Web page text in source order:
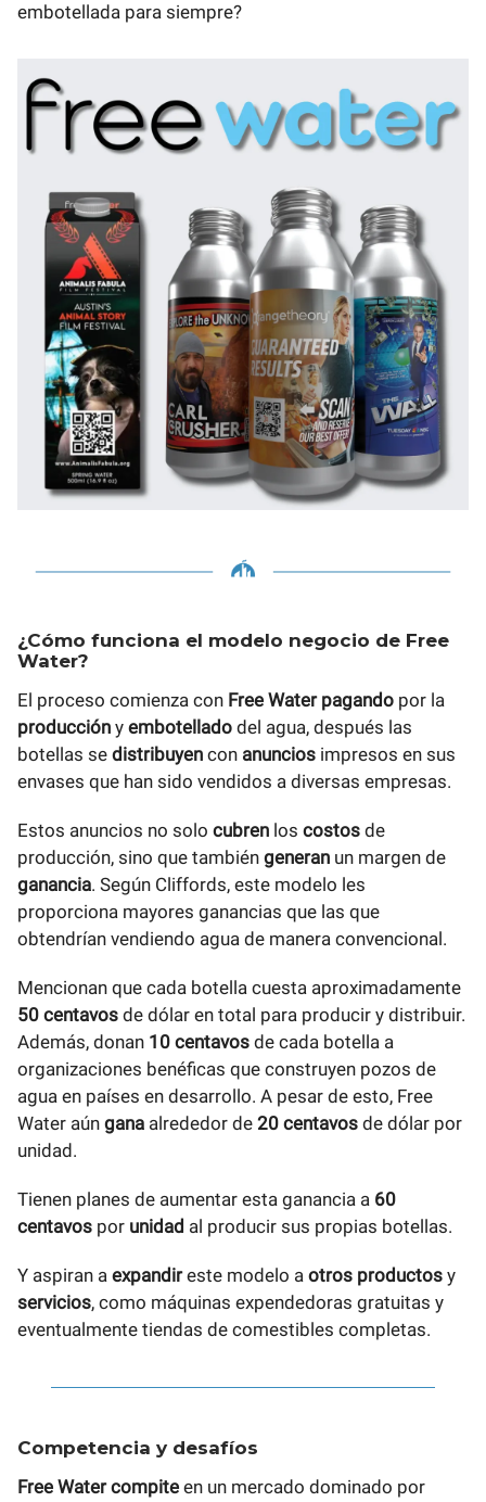
embotellada para siempre?
¿Cómo funciona el modelo negocio de Free
Water?
El proceso comienza con Free Water pagando por la
producción y embotellado del agua, después las
botellas se distribuyen con anuncios impresos en sus
envases que han sido vendidos a diversas empresas.
Estos anuncios no solo cubren los costos de
producción, sino que también generan un margen de
ganancia. Según Cliffords, este modelo les
proporciona mayores ganancias que las que
obtendrían vendiendo agua de manera convencional.
Mencionan que cada botella cuesta aproximadamente
50 centavos de dólar en total para producir y distribuir.
Además, donan 10 centavos de cada botella a
organizaciones benéficas que construyen pozos de
agua en países en desarrollo. A pesar de esto, Free
Water aún gana alrededor de 20 centavos de dólar por
unidad.
Tienen planes de aumentar esta ganancia a 60
centavos por unidad al producir sus propias botellas.
Y aspiran a expandireste modelo a otros productos y
servicios, como máquinas expendedoras gratuitas y
eventualmente tiendas de comestibles completas.
Competencia y desafíos
Free Water compite en un mercado dominado por